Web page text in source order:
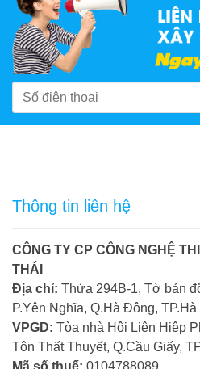
Thông tin liên hệ
CÔNG TY CP CÔNG NGHỆ
THÁI
Địa chỉ: Thửa 294B-1, Tờ bản
P.Yên Nghĩa, Q.Hà Đông, TP.Hà
VPGD: Tòa nhà Hội Liên Hiệp
Tôn Thất Thuyết, Q.Cầu Giấy,
Mã số thuế: 0104788089